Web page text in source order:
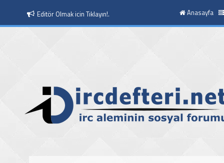
Editör Olmak icin Tıklayın!.
Moderatör Olmak icin Tıklayın!. Anasayfa